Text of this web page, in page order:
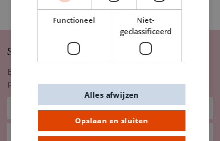
Schrijf je in op onze nieuwsbrief
Blijf op de hoogte van nieuwigheden, inspiratie,
promoties en meer!
Functioneel
Niet-
geclassificeerd
Opslaan en sluiten
Alles afwijzen